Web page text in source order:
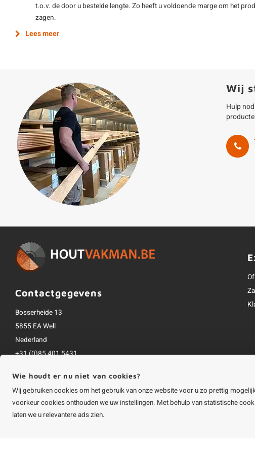
t.o.v. de door u bestelde lengte. Zo heeft u voldoende marge om het
zagen.
Lees meer
Wij
Hulp
Contactgegevens
Bosserheide 13
5855 EA Well
Nederland
+31 (0)85 401 5431
Alle bedragen zijn incl. btw
Wie houdt er nu niet van cookies?
Wij gebruiken cookies om het gebruik van onze website voor u zo prettig
voorkeur cookies onthouden we uw instellingen. Met behulp van statistische
laten we u relevantere ads zien.